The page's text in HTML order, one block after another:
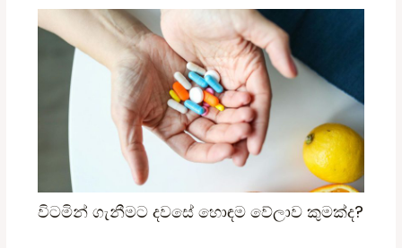
විටමින් ගැනීමට දවසේ හොඳම වේලාව කුමක්ද?